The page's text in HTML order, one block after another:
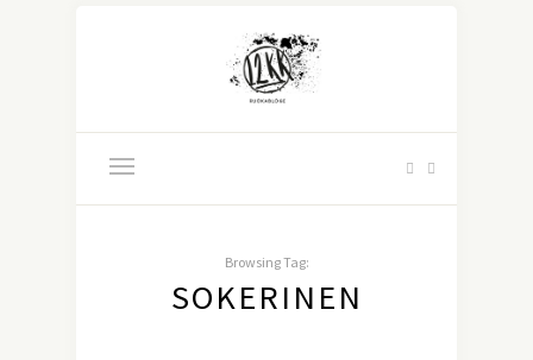
Browsing Tag:
SOKERINEN